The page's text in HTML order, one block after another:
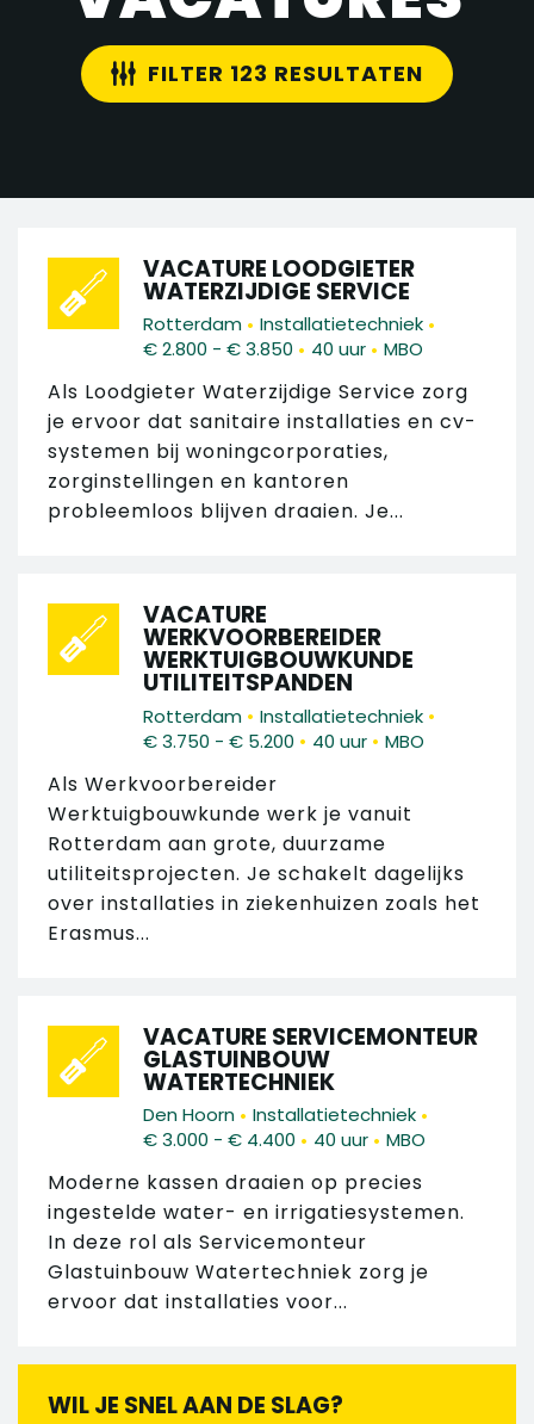
FILTER 123 RESULTATEN
VACATURE LOODGIETER
WATERZIJDIGE SERVICE
Rotterdam • Installatietechniek •
€ 2.800 - € 3.850 • 40 uur • MBO
Als Loodgieter Waterzijdige Service zorg
je ervoor dat sanitaire installaties en cv-
systemen bij woningcorporaties,
zorginstellingen en kantoren
probleemloos blijven draaien. Je...
VACATURE
WERKVOORBEREIDER
WERKTUIGBOUWKUNDE
UTILITEITSPANDEN
Rotterdam • Installatietechniek •
€ 3.750 - € 5.200 • 40 uur • MBO
Als Werkvoorbereider
Werktuigbouwkunde werk je vanuit
Rotterdam aan grote, duurzame
utiliteitsprojecten. Je schakelt dagelijks
over installaties in ziekenhuizen zoals het
Erasmus...
VACATURE SERVICEMONTEUR
GLASTUINBOUW
WATERTECHNIEK
Den Hoorn • Installatietechniek •
€ 3.000 - € 4.400 • 40 uur • MBO
Moderne kassen draaien op precies
ingestelde water- en irrigatiesystemen.
In deze rol als Servicemonteur
Glastuinbouw Watertechniek zorg je
ervoor dat installaties voor...
WIL JE SNEL AAN DE SLAG?